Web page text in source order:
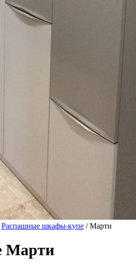
Распашные шкафы-купе / Марти
Марти